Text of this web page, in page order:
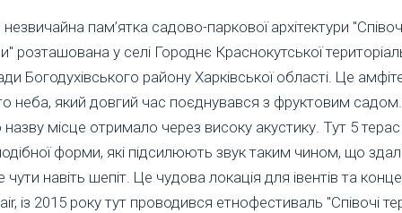
пам’ятка садово-паркової архітектури
розташована у селі Городнє Краснокутської
Богодухівського району Харківської області. Це
неба, який довгий час поєднувався з фруктовим садом.
місце отримало через високу акустику. Тут 5 терас
форми, які підсилюють звук таким чином, що
чути навіть шепіт. Це чудова локація для івентів та
із 2015 року тут проводився етнофестиваль "Співочі